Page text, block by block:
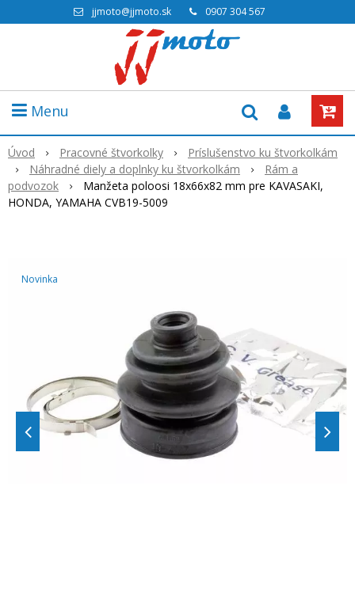
jjmoto@jjmoto.sk 0907 304 567
Menu
Úvod Pracovné štvorkolky
Príslušenstvo ku štvorkolkám
Náhradné diely a doplnky ku štvorkolkám
Rám a
podvozok
Manžeta poloosi 18x66x82 mm pre KAVASAKI,
HONDA, YAMAHA CVB19-5009
Novinka